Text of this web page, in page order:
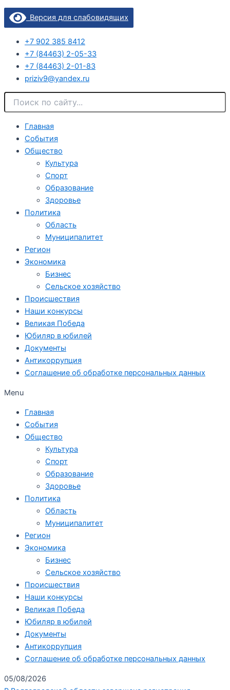
Версия для слабовидящих
+7 902 385 8412
+7 (84463) 2-05-33
+7 (84463) 2-01-83
priziv9@yandex.ru
Главная
События
Общество
Культура
Спорт
Образование
Здоровье
Политика
Область
Муниципалитет
Регион
Экономика
Бизнес
Сельское хозяйство
Происшествия
Наши конкурсы
Великая Победа
Юбиляр в юбилей
Документы
Антикоррупция
Соглашение об обработке персональных данных
Menu
Главная
События
Общество
Культура
Спорт
Образование
Здоровье
Политика
Область
Муниципалитет
Регион
Экономика
Бизнес
Сельское хозяйство
Происшествия
Наши конкурсы
Великая Победа
Юбиляр в юбилей
Документы
Антикоррупция
Соглашение об обработке персональных данных
05/08/2026